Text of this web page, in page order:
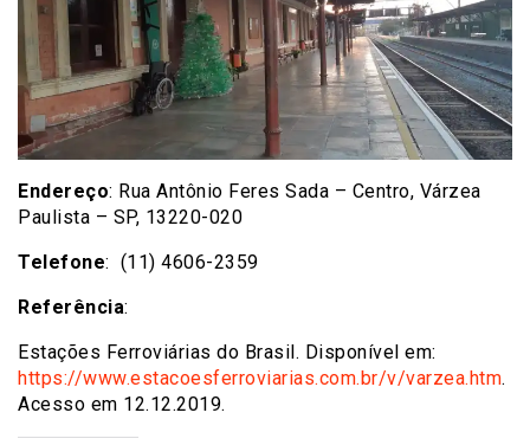
Endereço: Rua Antônio Feres Sada – Centro, Várzea
Paulista – SP, 13220-020
Telefone: (11) 4606-2359
Referência:
Estações Ferroviárias do Brasil. Disponível em:
https://www.estacoesferroviarias.com.br/v/varzea.htm.
Acesso em 12.12.2019.